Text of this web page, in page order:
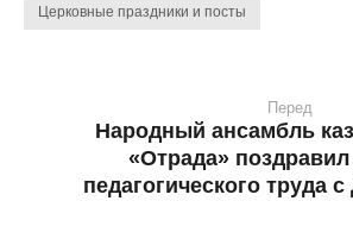
Церковные праздники и посты
Перед
Народный ансамбль
«Отрада» поздравил
педагогического труда